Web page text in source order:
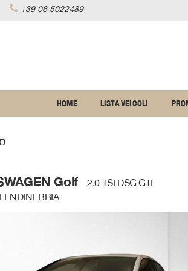
+39 06 5022489
HOME LISTA VEICOLI
Golf
2.0 TSI DSG GTI